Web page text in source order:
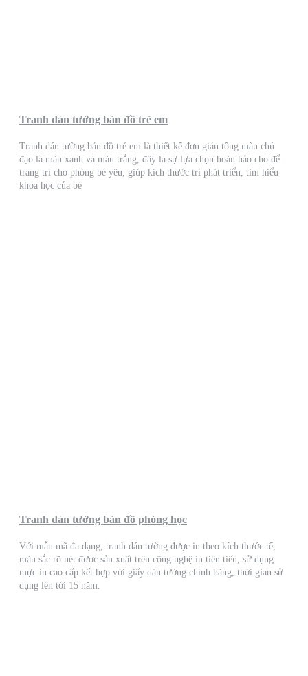
Tranh dán tường bản đồ trẻ em
Tranh dán tường bản đồ trẻ em là thiết kế đơn giản tông màu chủ
đạo là màu xanh và màu trắng, đây là sự lựa chọn hoàn hảo cho để
trang trí cho phòng bé yêu, giúp kích thước trí phát triển, tìm hiểu
khoa học của bé
Tranh dán tường bản đồ phòng học
Với mẫu mã đa dạng, tranh dán tường được in theo kích thước tế,
màu sắc rõ nét được sản xuất trên công nghệ in tiên tiến, sử dụng
mực in cao cấp kết hợp với giấy dán tường chính hãng, thời gian sử
dụng lên tới 15 năm.